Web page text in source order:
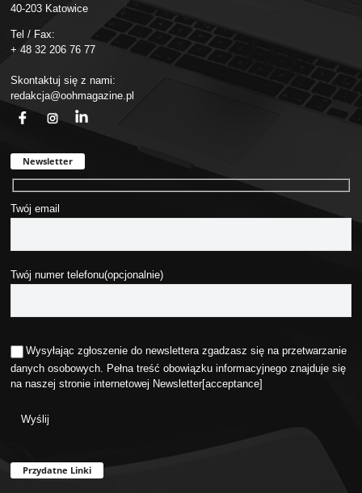
40-203 Katowice
Tel / Fax:
+ 48 32 206 76 77
Skontaktuj się z nami:
redakcja@oohmagazine.pl
Newsletter
Twój email
Twój numer telefonu(opcjonalnie)
Wysyłając zgłoszenie do newslettera zgadzasz się na przetwarzanie
danych osobowych. Pełna treść obowiązku informacyjnego znajduje się
na naszej stronie internetowej Newsletter[acceptance]
Przydatne Linki